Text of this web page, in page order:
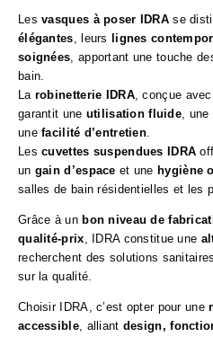
Lesvasques à poser IDRA se
élégantes, leurs lignes
soignées, apportant une touche
bain.
La robinetterie IDRA, conçue
garantit une utilisation fluide, une
unefacilité d’entretien.
Lescuvettes suspendues IDRA
un gain d’espace et une hygiène
salles de bain résidentielles et les
Grâce à un bon niveau de
qualité-prix, IDRA constitue une
recherchent des solutions
sur la qualité.
Choisir IDRA, c’est opter pour une
accessible, alliant design,